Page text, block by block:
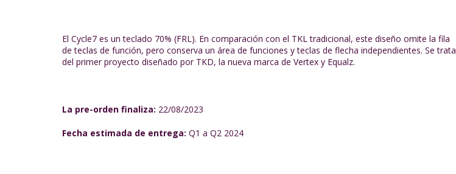
El Cycle7 es un teclado 70% (FRL). En comparación con el TKL tradicional, este diseño omite la fila
de teclas de función, pero conserva un área de funciones y teclas de flecha independientes. Se trata
del primer proyecto diseñado por TKD, la nueva marca de Vertex y Equalz.
La pre-orden finaliza: 22/08/2023
Fecha estimada de entrega: Q1 a Q2 2024